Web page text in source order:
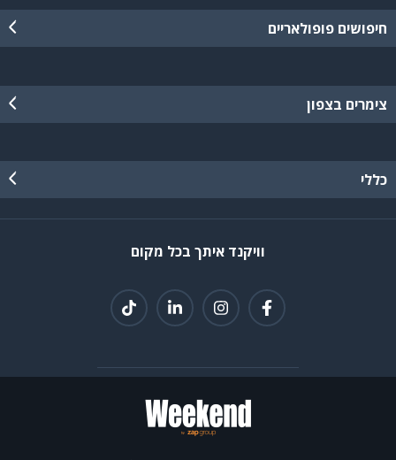
חיפושים פופולאריים
צימרים בצפון
כללי
וויקנד איתך בכל מקום